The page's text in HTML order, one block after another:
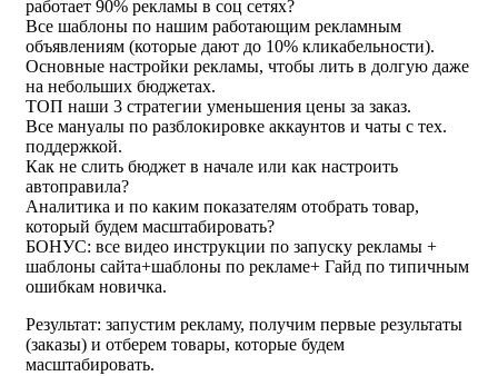
работает 90% рекламы в соц сетях?
Все шаблоны по нашим работающим рекламным
объявлениям (которые дают до 10% кликабельности).
Основные настройки рекламы, чтобы лить в долгую даже
на небольших бюджетах.
ТОП наши 3 стратегии уменьшения цены за заказ.
Все мануалы по разблокировке аккаунтов и чаты с тех.
поддержкой.
Как не слить бюджет в начале или как настроить
автоправила?
Аналитика и по каким показателям отобрать товар,
который будем масштабировать?
БОНУС: все видео инструкции по запуску рекламы +
шаблоны сайта+шаблоны по рекламе+ Гайд по типичным
ошибкам новичка.
Результат: запустим рекламу, получим первые результаты
(заказы) и отберем товары, которые будем
масштабировать.